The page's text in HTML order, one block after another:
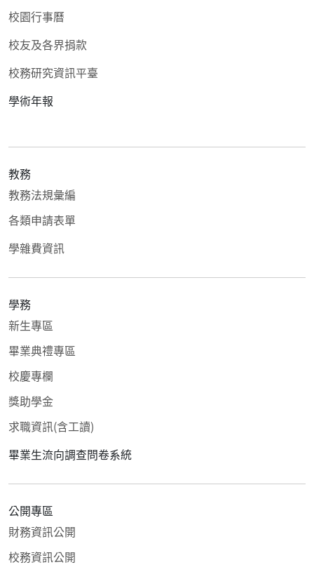
校園行事曆
校友及各界捐款
校務研究資訊平臺
學術年報
教務
教務法規彙編
各類申請表單
學雜費資訊
學務
新生專區
畢業典禮專區
校慶專欄
獎助學金
求職資訊(含工讀)
畢業生流向調查問卷系統
公開專區
財務資訊公開
校務資訊公開